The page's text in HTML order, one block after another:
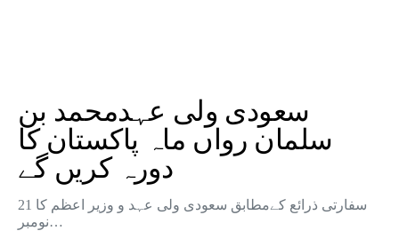
سعودی ولی عہدمحمد بن
سلمان رواں ماہ پاکستان کا
دورہ کریں گے
سفارتی ذرائع کےمطابق سعودی ولی عہد و وزیر اعظم کا 21
نومبر…